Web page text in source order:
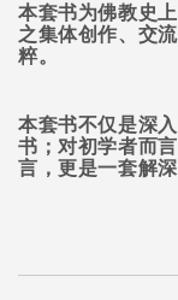
本套书为佛教史
之集体创作、交
粹。
本套书不仅是深
书；对初学者而
言，更是一套解